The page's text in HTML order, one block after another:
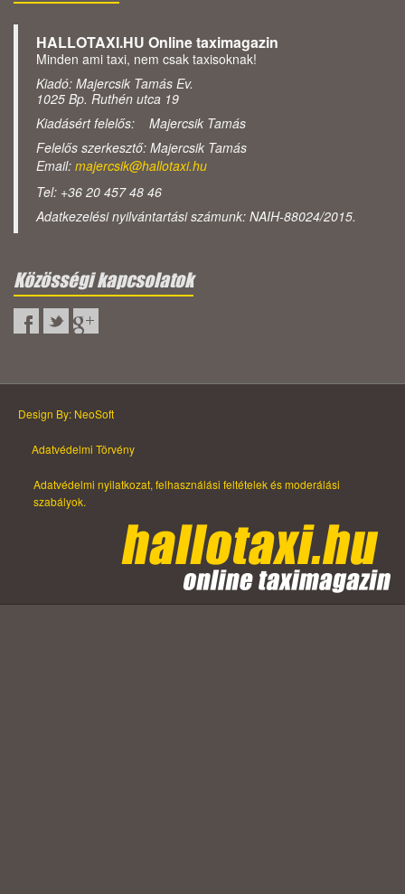
HALLOTAXI.HU Online taximagazin
Minden ami taxi, nem csak taxisoknak!
Kiadó: Majercsik Tamás Ev.
1025 Bp. Ruthén utca 19
Kiadásért felelős: Majercsik Tamás
Felelős szerkesztő: Majercsik Tamás
Email: majercsik@hallotaxi.hu
Tel: +36 20 457 48 46
Adatkezelési nyilvántartási számunk: NAIH-88024/2015.
Közösségi kapcsolatok
Design By: NeoSoft
Adatvédelmi Törvény
Adatvédelmi nyilatkozat, felhasználási feltételek és moderálási
szabályok.